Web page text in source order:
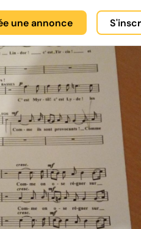
une annonce